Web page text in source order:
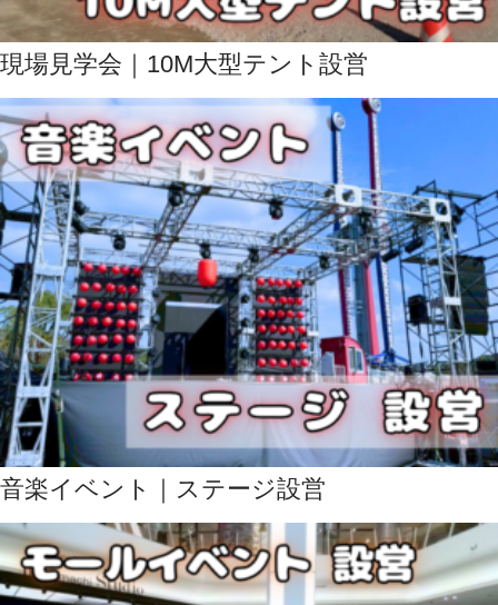
現場見学会｜10M大型テント設営
音楽イベント｜ステージ設営